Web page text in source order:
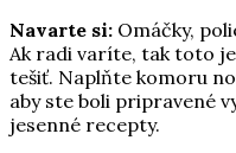
Navarte si: Omáčky,
Ak radi varíte, tak toto
tešiť. Naplňte komoru
aby ste boli pripravené
jesenné recepty.